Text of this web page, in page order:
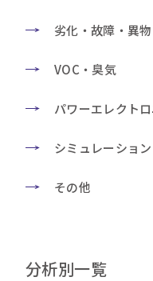
劣化・故障・異物
VOC・臭気
パワーエレクト
シミュレーショ
その他
分析別一覧